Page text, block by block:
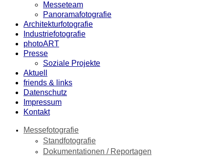
Messeteam
Panoramafotografie
Architekturfotografie
Industriefotografie
photoART
Presse
Soziale Projekte
Aktuell
friends & links
Datenschutz
Impressum
Kontakt
Messefotografie
Standfotografie
Dokumentationen / Reportagen